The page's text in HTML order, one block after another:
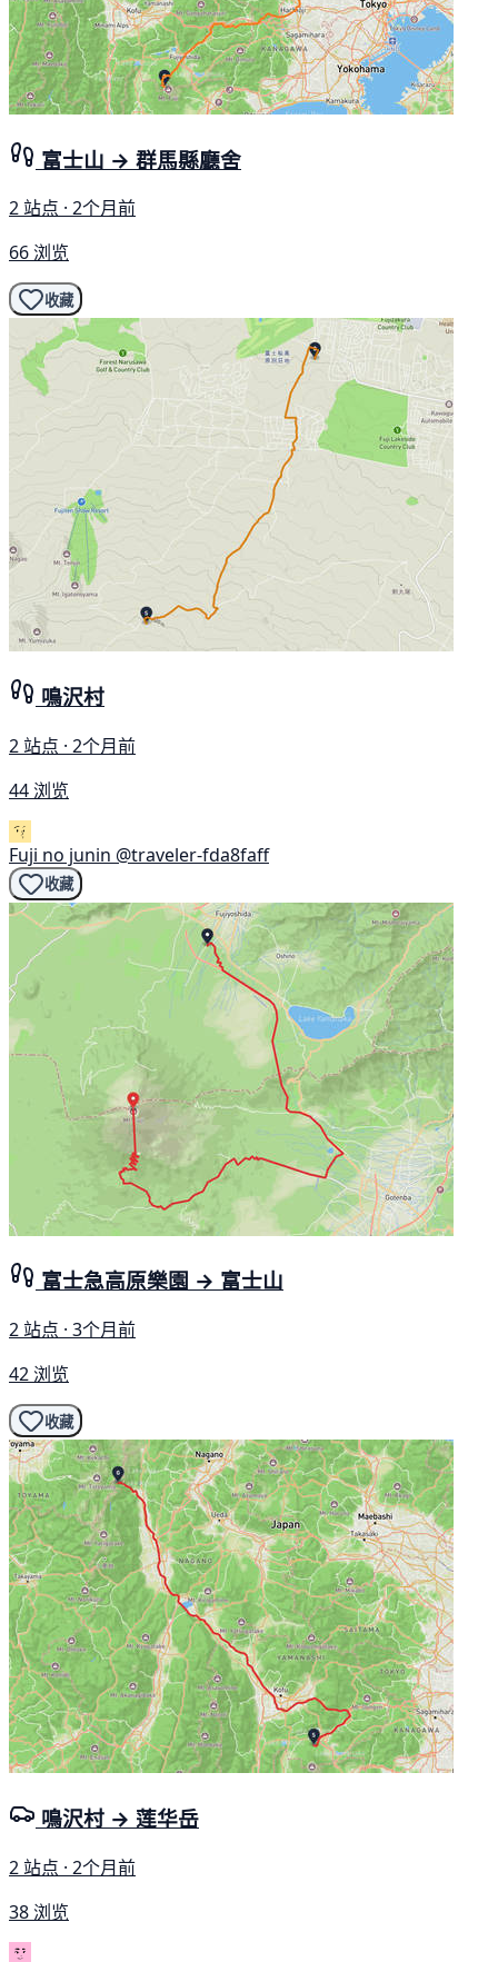
富士山 → 群馬縣廳舍
2 站点 · 2个月前
66 浏览
收藏
鳴沢村
2 站点 · 2个月前
44 浏览
Fuji no junin @traveler-fda8faff
收藏
富士急高原樂園 → 富士山
2 站点 · 3个月前
42 浏览
收藏
鳴沢村 → 莲华岳
2 站点 · 2个月前
38 浏览